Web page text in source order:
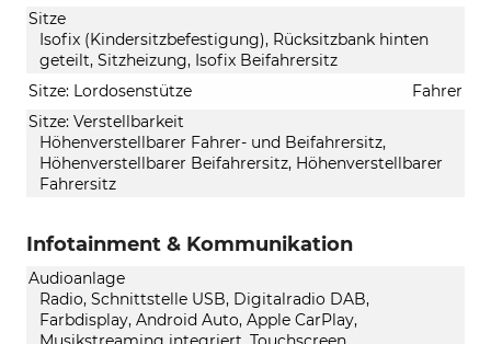
Sitze
Isofix (Kindersitzbefestigung), Rücksitzbank hinten
geteilt, Sitzheizung, Isofix Beifahrersitz
Sitze: Lordosenstütze
Fahrer
Sitze: Verstellbarkeit
Höhenverstellbarer Fahrer- und Beifahrersitz,
Höhenverstellbarer Beifahrersitz, Höhenverstellbarer
Fahrersitz
Infotainment & Kommunikation
Audioanlage
Radio, Schnittstelle USB, Digitalradio DAB,
Farbdisplay, Android Auto, Apple CarPlay,